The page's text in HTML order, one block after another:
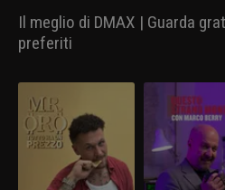
Il meglio di DMAX | Guarda
preferiti